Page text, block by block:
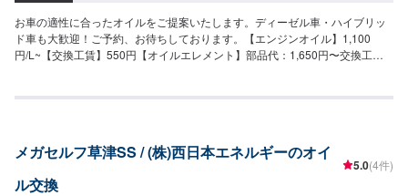
お車の適性に合ったオイルをご提案いたします。ディーゼル車・ハイブリッ
ド車も大歓迎！ご予約、お待ちしております。【エンジンオイル】1,100
円/L~【交換工賃】550円【オイルエレメント】部品代：1,650円〜交換工
メガセルフ草津SS / (株)西日本エネルギーのオイ
ル交換
5.0(4件)